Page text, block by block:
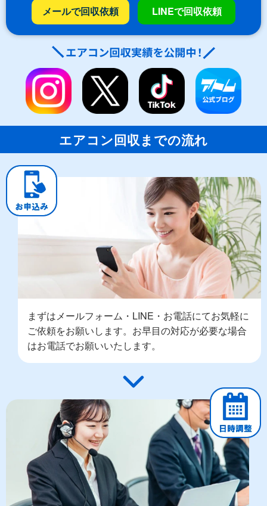
メールで回収依頼 LINEで回収依頼
エアコン回収までの流れ
まずはメールフォーム・LINE・お電話にてお気軽に
ご依頼をお願いします。お早目の対応が必要な場合
はお電話でお願いいたします。